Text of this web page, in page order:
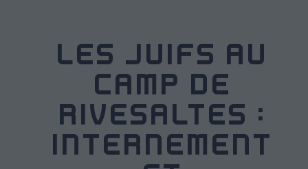
LES JUIFS AU
CAMP DE
RIVESALTES :
INTERNEMENT